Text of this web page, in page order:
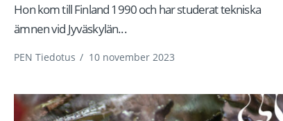
Hon kom till Finland 1990 och har studerat tekniska
ämnen vid Jyväskylän...
PEN Tiedotus / 10 november 2023